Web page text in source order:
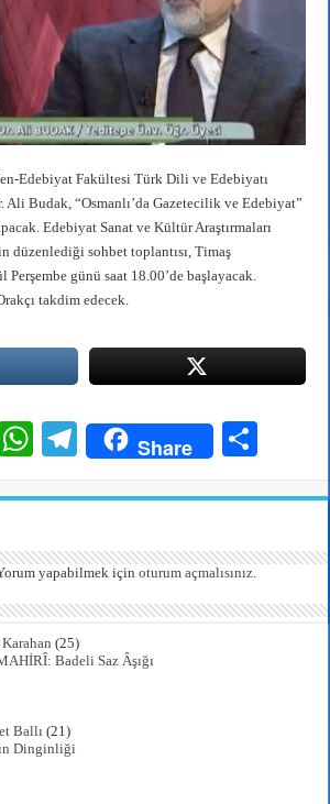
pp
m
Edebiyat Fakültesi Türk Dili ve Edebiyatı
Ali Budak, “Osmanlı’da Gazetecilik ve Edebiyat”
Edebiyat Sanat ve Kültür Araştırmaları
düzenlediği sohbet toplantısı, Timaş
günü saat 18.00’de başlayacak.
takdim edecek.
Fa W
ts
A
pp
Te
gr
a
m
Share
re
yapabilmek içinoturum açmalısınız
(25)
Badeli Saz Âşığı
Ballı (21)
Dinginliği